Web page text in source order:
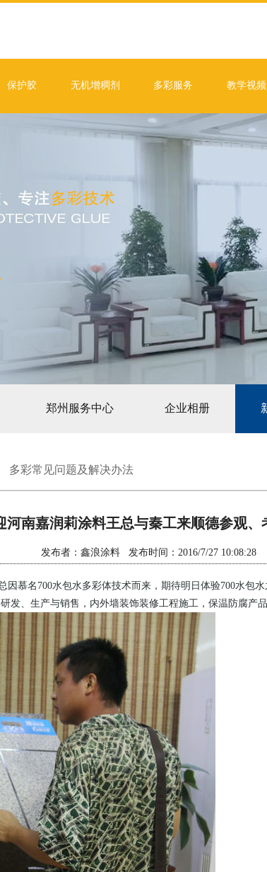
保护胶 无机增稠剂 多彩服务 教学视频
郑州服务中心 企业相册
多彩常见问题及解决办法
河南嘉润莉涂料王总与秦工来顺德参观、
发布者：鑫浪涂料 发布时间：2016/7/27 10:08:28
慕名700水包水多彩体技术而来，期待明日体验700水包
、生产与销售，内外墙装饰装修工程施工，保温防腐产